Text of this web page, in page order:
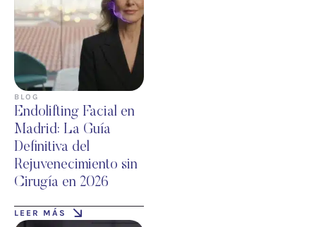
BLOG
Endolifting Facial en
Madrid: La Guía
Definitiva del
Rejuvenecimiento sin
Cirugía en 2026
LEER MÁS